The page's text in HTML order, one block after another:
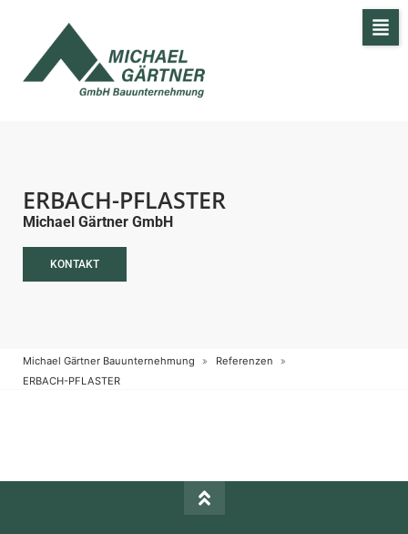
ERBACH-PFLASTER
Michael Gärtner GmbH
KONTAKT
Michael Gärtner Bauunternehmung
Referenzen
ERBACH-PFLASTER